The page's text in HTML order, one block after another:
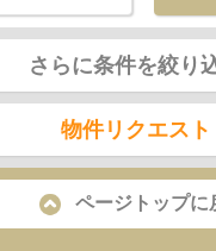
さらに条件を絞り
物件リクエスト
ページトップに